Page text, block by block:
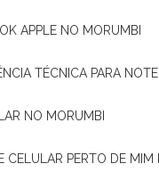
APPLE NO MORUMBI
TÉCNICA PARA
NO MORUMBI
CELULAR PERTO DE